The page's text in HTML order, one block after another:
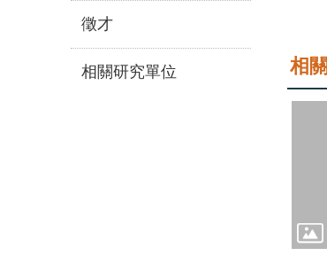
徵才
相關研究單位 相